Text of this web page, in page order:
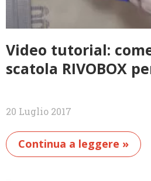
Video tutorial:
scatola RIVOBOX
20 Luglio 2017
Continua a leggere »